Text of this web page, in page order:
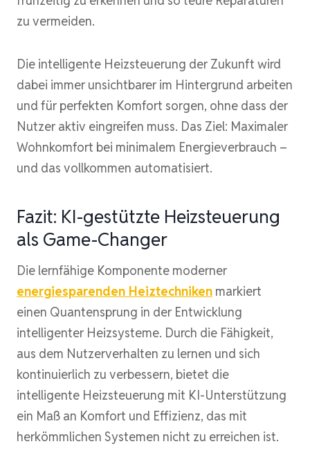
zu vermeiden.
Die intelligente Heizsteuerung der Zukunft wird
dabei immer unsichtbarer im Hintergrund arbeiten
und für perfekten Komfort sorgen, ohne dass der
Nutzer aktiv eingreifen muss. Das Ziel: Maximaler
Wohnkomfort bei minimalem Energieverbrauch –
und das vollkommen automatisiert.
Fazit: KI-gestützte Heizsteuerung
als Game-Changer
Die lernfähige Komponente moderner
energiesparenden Heiztechniken markiert
einen Quantensprung in der Entwicklung
intelligenter Heizsysteme. Durch die Fähigkeit,
aus dem Nutzerverhalten zu lernen und sich
kontinuierlich zu verbessern, bietet die
intelligente Heizsteuerung mit KI-Unterstützung
ein Maß an Komfort und Effizienz, das mit
herkömmlichen Systemen nicht zu erreichen ist.